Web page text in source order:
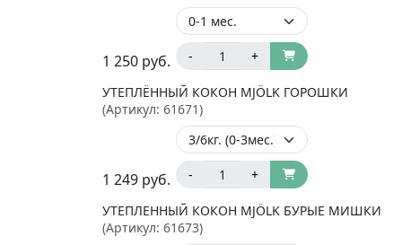
1 250 руб. - +
УТЕПЛЁННЫЙ КОКОН MJÖLK ГОРОШКИ
(Артикул: 61671)
1 249 руб. - +
УТЕПЛЕННЫЙ КОКОН MJÖLK БУРЫЕ МИШКИ
(Артикул: 61673)